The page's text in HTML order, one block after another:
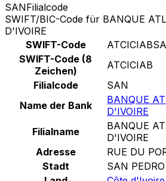
SANFilialcode
SWIFT/BIC-Code für BANQUE
D'IVOIRE
SWIFT-Code
SWIFT-Code (8
Zeichen)
ATCICIAB
Filialcode
SAN
Name der Bank
BANQUE
D'IVOIRE
Filialname
BANQUE
D'IVOIRE
Adresse
RUE DU
Stadt
SAN PEDRO